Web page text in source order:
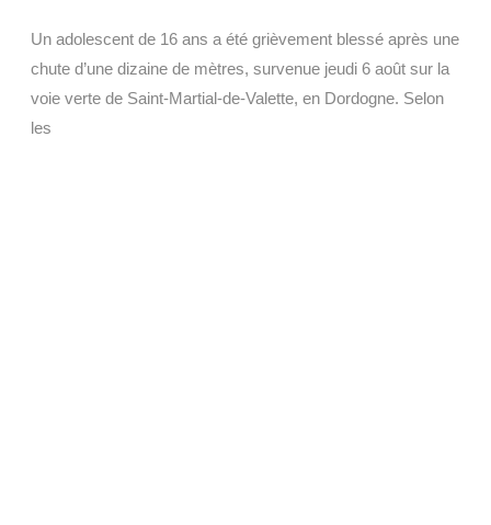
Un adolescent de 16 ans a été grièvement blessé après une
chute d’une dizaine de mètres, survenue jeudi 6 août sur la
voie verte de Saint-Martial-de-Valette, en Dordogne. Selon
les